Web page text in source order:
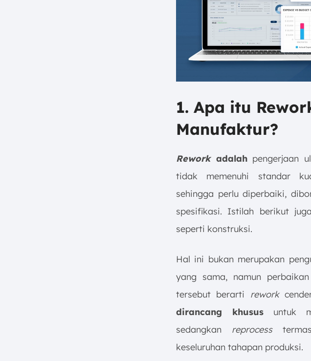
1. Apa itu
Manufaktur?
Reworkadalahpengerjaan
tidak memenuhi standar
sehingga perlu diperbaiki,
spesifikasi. Istilah berikut
seperti konstruksi.
Hal ini bukan merupakan
yang sama, namun
tersebut berarti rework
dirancang khususuntuk
sedangkan reprocess
keseluruhan tahapan produksi.